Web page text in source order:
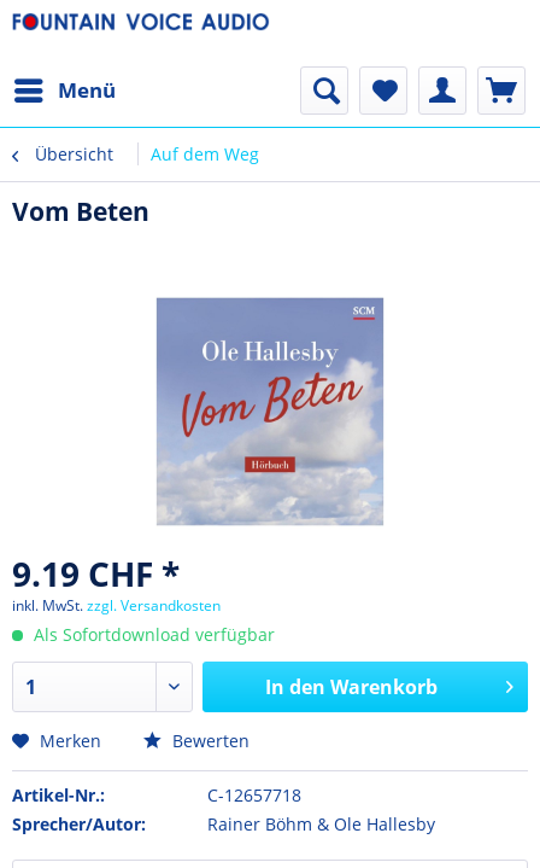
Menü
Übersicht Auf dem Weg
Vom Beten
9.19 CHF *
inkl. MwSt.zzgl. Versandkosten
Als Sofortdownload verfügbar
In den Warenkorb
Merken Bewerten
Artikel-Nr.:
C-12657718
Sprecher/Autor:
Rainer Böhm & Ole Hallesby